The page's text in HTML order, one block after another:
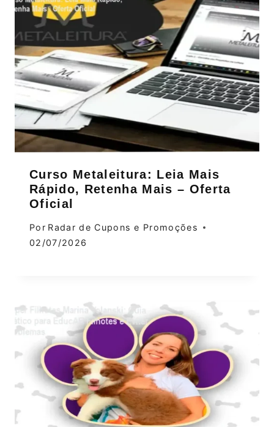
Curso Metaleitura: Leia Mais
Rápido, Retenha Mais – Oferta
Oficial
Por Radar de Cupons e Promoções
02/07/2026